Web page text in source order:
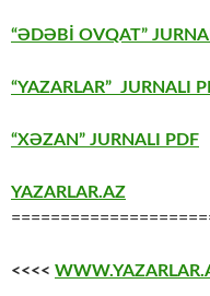
“ƏDƏBİ OVQAT”
“YAZARLAR” JURNALI
“XƏZAN” JURNALI PDF
YAZARLAR.AZ
<<<<